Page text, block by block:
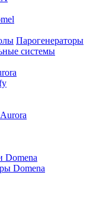
Парогенераторы
системы
Domena
Domena